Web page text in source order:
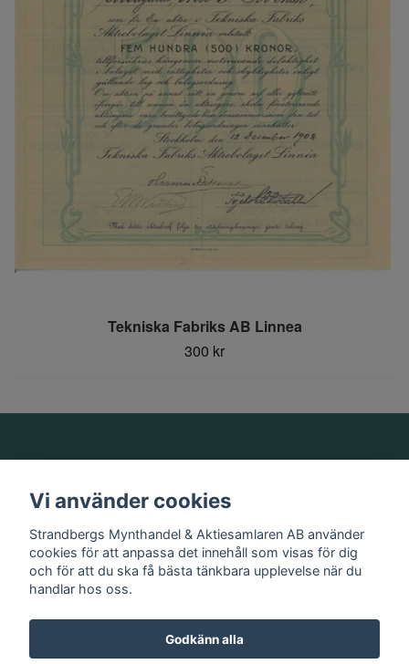
Tekniska Fabriks AB Linnea
300 kr
Information
Sociala medier
Vi använder cookies
Strandbergs Mynthandel & Aktiesamlaren AB använder
cookies för att anpassa det innehåll som visas för dig
och för att du ska få bästa tänkbara upplevelse när du
handlar hos oss.
Godkänn alla